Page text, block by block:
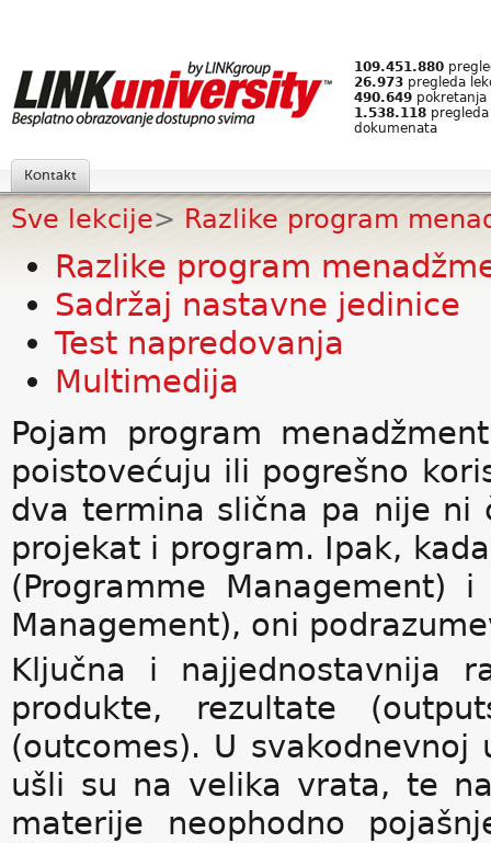
109.451.880
26.973 pregleda
490.649 pokretanja
1.538.118
dokumenata
Kontakt
Sve lekcije> Razlike program
Razlike program
Sadržaj nastavne jedinice
Test napredovanja
Multimedija
Pojam program
poistovećuju ili pogrešno
dva termina slična pa nije ni
projekat i program. Ipak,
(Programme Management)
Management), oni
Ključna i najjednostavnija
produkte, rezultate
(outcomes). U
ušli su na velika vrata, te
materije neophodno